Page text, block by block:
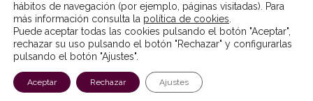
© Fundación MonteLeón 2022
Aviso Legal
Política de Privacidad
Política de Cookies
Canal ético
hábitos de navegación (por ejemplo, páginas visitadas). Para
más información consulta la política de cookies
Puede aceptar todas las cookies pulsando el botón "Aceptar",
rechazar su uso pulsando el botón "Rechazar" y configurarlas
pulsando el botón "Ajustes".
Aceptar Rechazar Ajustes